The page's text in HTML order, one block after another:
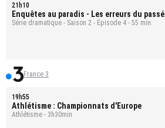
21h10
Enquêtes au paradis - Les erreurs du passé
Série dramatique - Saison 2 - Épisode 4 - 55 min.
France 3
19h55
Athlétisme : Championnats d'Europe
Athlétisme - 3h30min.